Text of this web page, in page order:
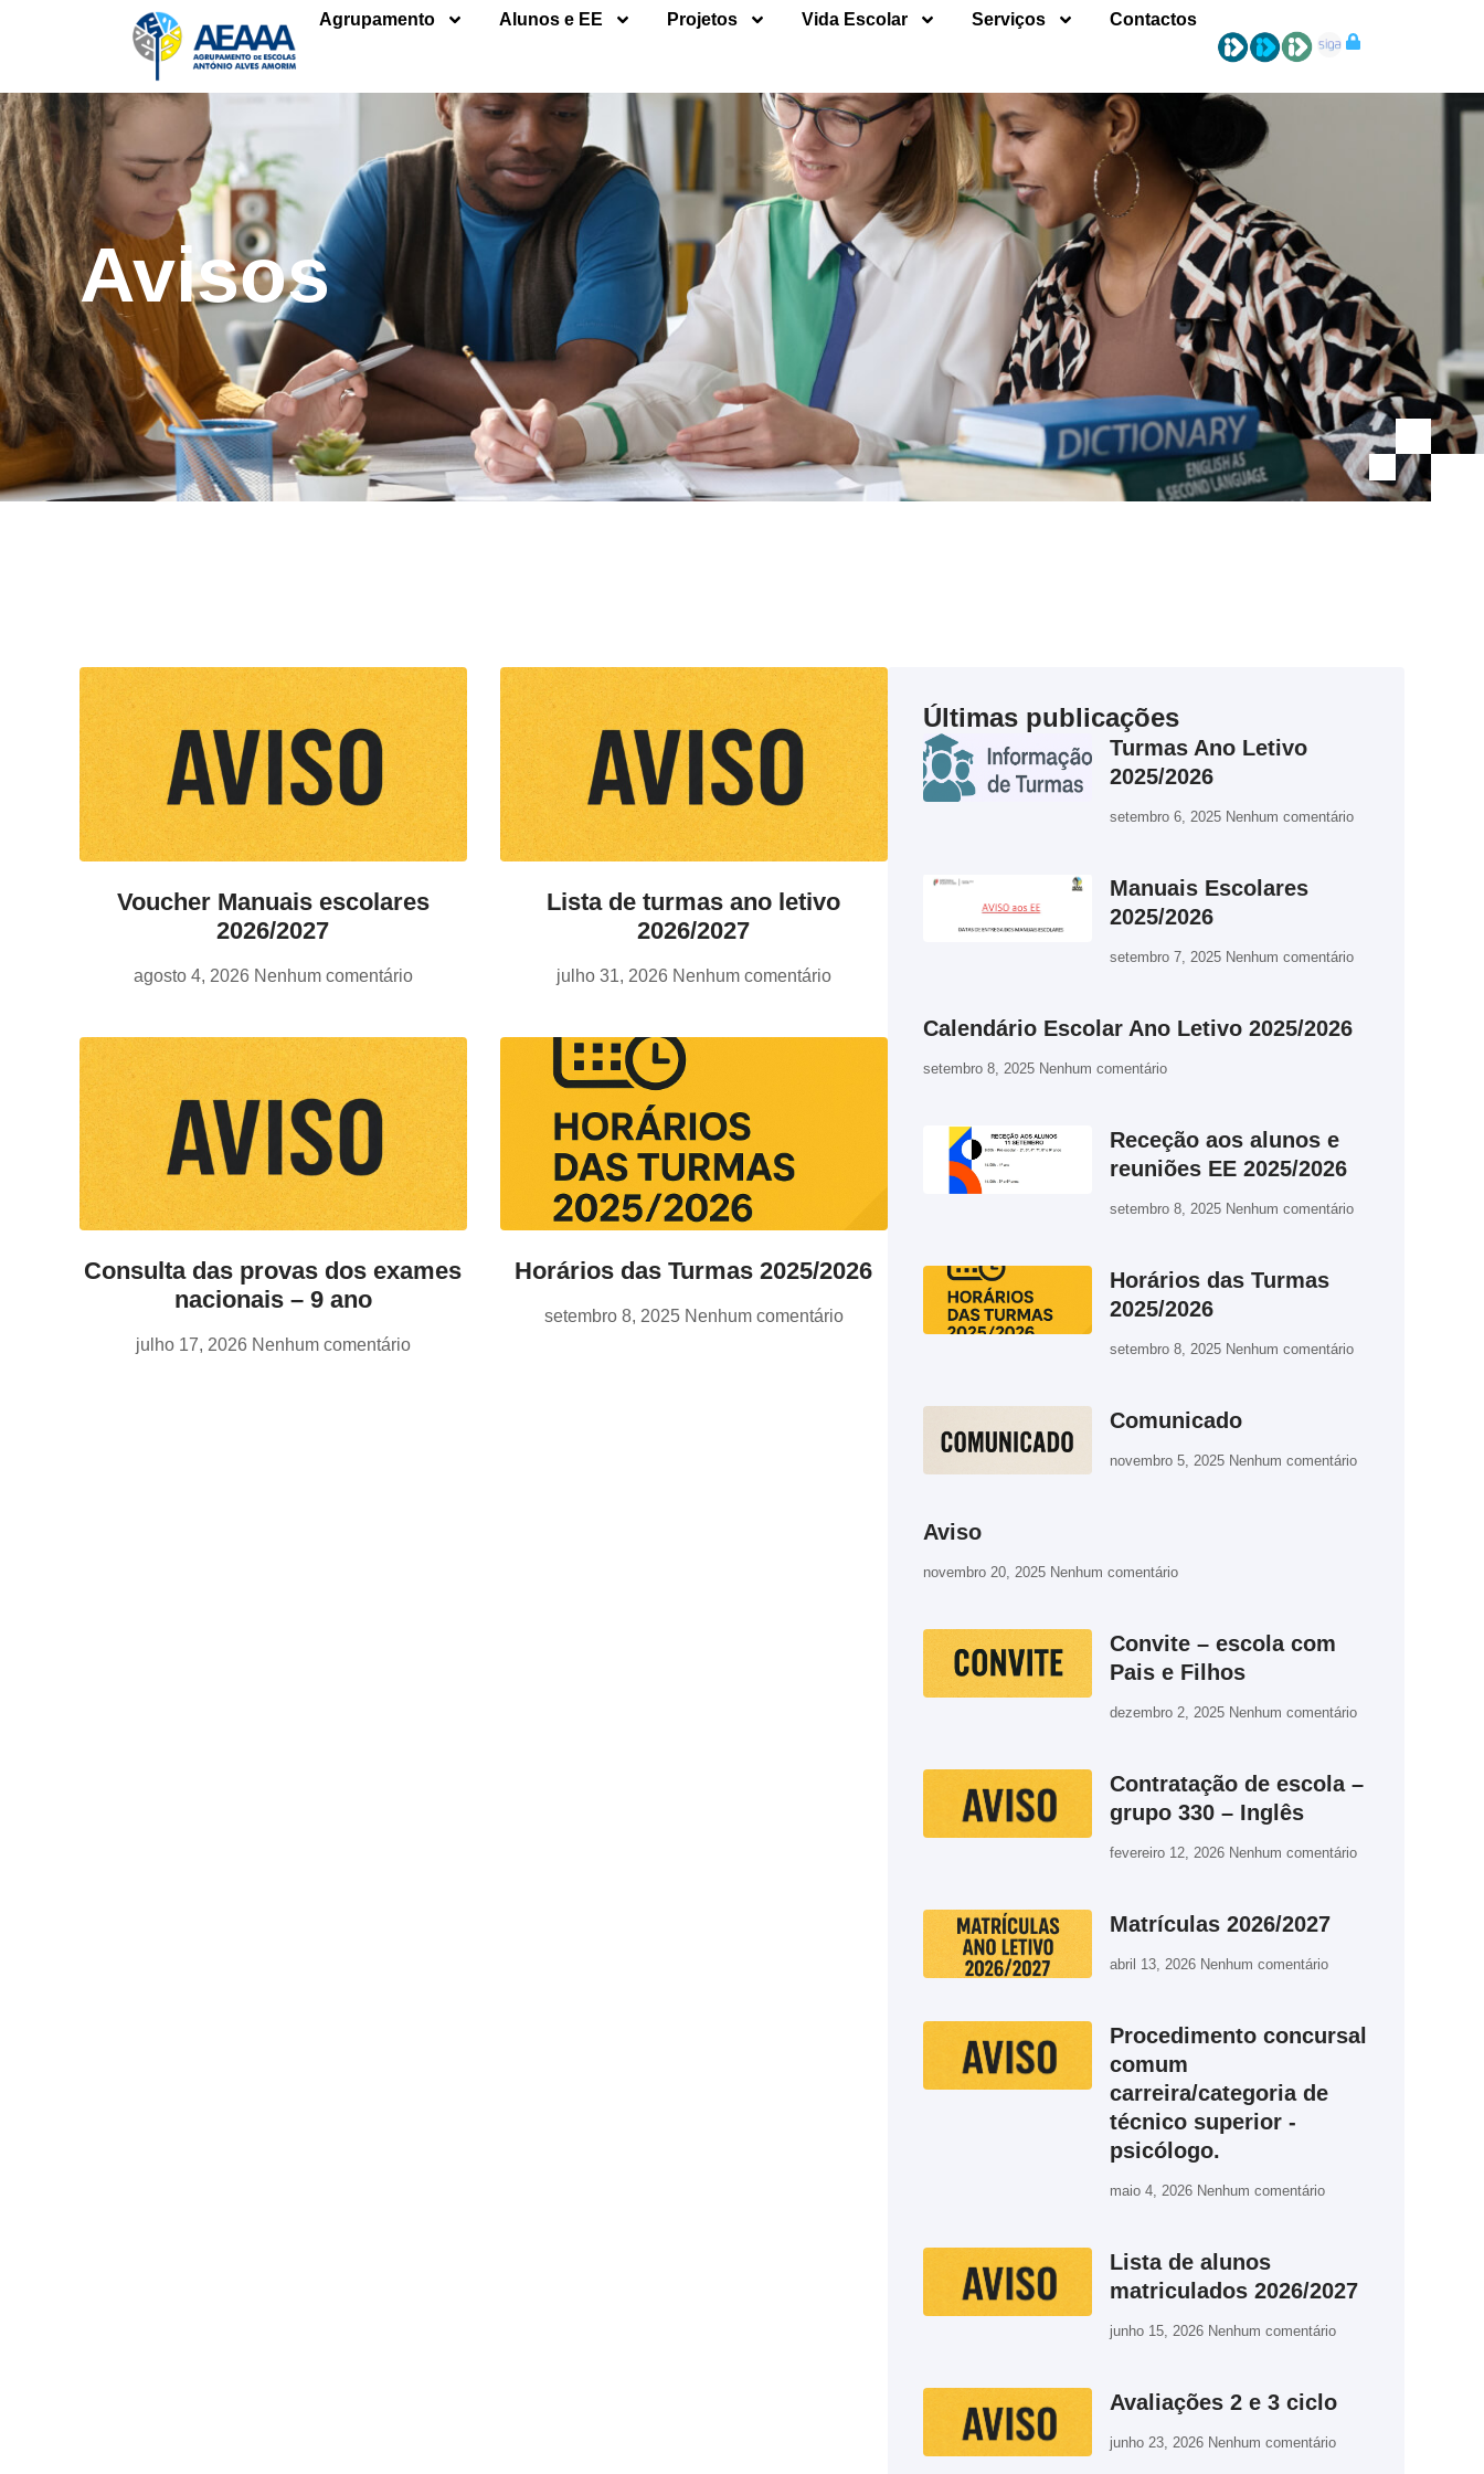
Agrupamento Alunos e EE Projetos Vida Escolar Serviços Contactos
Avisos
Voucher Manuais escolares
2026/2027
agosto 4, 2026 Nenhum comentário
Lista de turmas ano letivo
2026/2027
julho 31, 2026 Nenhum comentário
Consulta das provas dos exames
nacionais – 9 ano
julho 17, 2026 Nenhum comentário
Horários das Turmas 2025/2026
setembro 8, 2025 Nenhum comentário
Últimas publicações
Turmas Ano Letivo
2025/2026
setembro 6, 2025 Nenhum comentário
Manuais Escolares
2025/2026
setembro 7, 2025 Nenhum comentário
Calendário Escolar Ano Letivo 2025/2026
setembro 8, 2025 Nenhum comentário
Receção aos alunos e
reuniões EE 2025/2026
setembro 8, 2025 Nenhum comentário
Horários das Turmas
2025/2026
setembro 8, 2025 Nenhum comentário
Comunicado
novembro 5, 2025 Nenhum comentário
Aviso
novembro 20, 2025 Nenhum comentário
Convite – escola com
Pais e Filhos
dezembro 2, 2025 Nenhum comentário
Contratação de escola –
grupo 330 – Inglês
fevereiro 12, 2026 Nenhum comentário
Matrículas 2026/2027
abril 13, 2026 Nenhum comentário
Procedimento concursal
comum
carreira/categoria de
técnico superior -
psicólogo.
maio 4, 2026 Nenhum comentário
Lista de alunos
matriculados 2026/2027
junho 15, 2026 Nenhum comentário
Avaliações 2 e 3 ciclo
junho 23, 2026 Nenhum comentário